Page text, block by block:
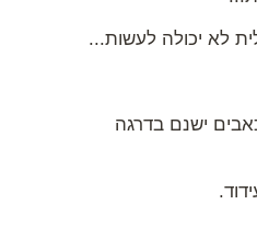
לא יכולה לעשות...
ישנם בדרגה